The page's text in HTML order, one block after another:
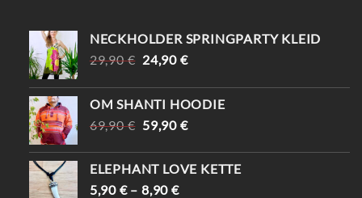
NECKHOLDER SPRINGPARTY KLEID
29,90€ URSPRÜNGLICHER
WAR:
29,90 €
24,90 €AKTUELLER
IST:
24,90 €.
OM SHANTI HOODIE
69,90€ URSPRÜNGLICHER
WAR:
69,90 €
59,90 €AKTUELLER
IST:
59,90 €.
ELEPHANT LOVE KETTE
5,90 €–8,90€